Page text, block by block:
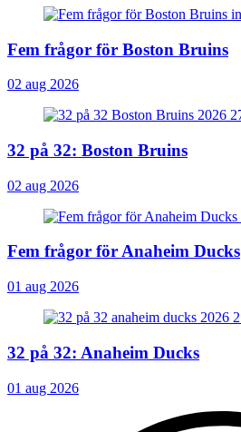
Fem frågor för Boston Bruins
02 aug 2026
32 på 32: Boston Bruins
02 aug 2026
Fem frågor för Anaheim Ducks
01 aug 2026
32 på 32: Anaheim Ducks
01 aug 2026